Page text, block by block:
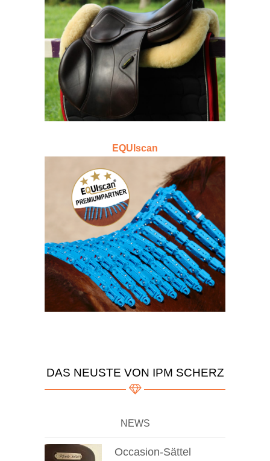
OCCASION-SÄTTEL
Occasion – Sättel hoher Qualität
(Amerigo, Prestige, usw.);
EQUIscan
EQUISCAN
Rückenvermessung und
Sattelpassformkontrolle mit dem
EQUIscan Topograph.
DAS NEUSTE VON IPM SCHERZ
NEWS
Occasion-Sättel